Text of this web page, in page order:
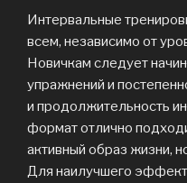
Интервальные
всем, независимо от
Новичкам следует
упражнений и
и продолжительность
формат отлично
активный образ жизни,
Для наилучшего